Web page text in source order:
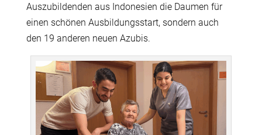
Auszubildenden aus Indonesien die Daumen für
einen schönen Ausbildungsstart, sondern auch
den 19 anderen neuen Azubis.